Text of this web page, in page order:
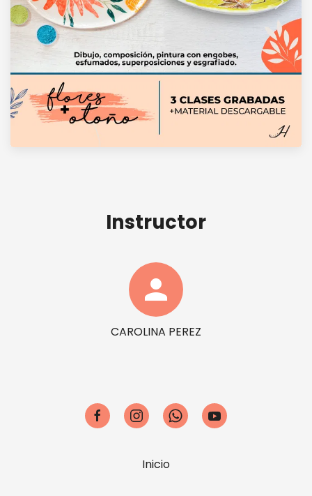
Instructor
person
CAROLINA PEREZ
Inicio